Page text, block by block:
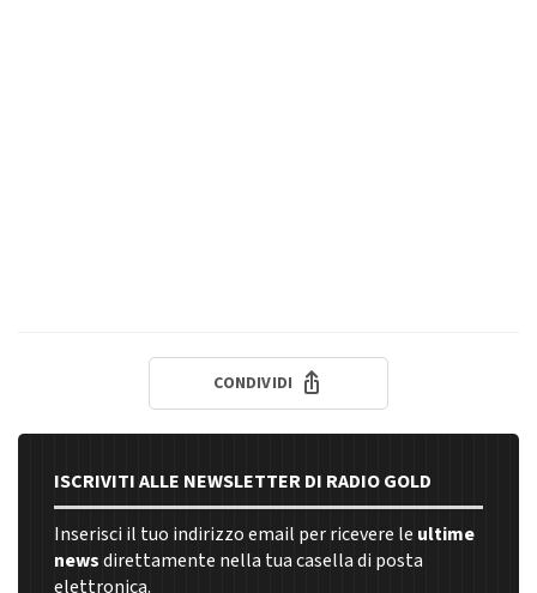
CONDIVIDI
ISCRIVITI ALLE NEWSLETTER DI RADIO GOLD
Inserisci il tuo indirizzo email per ricevere le ultime
newsdirettamente nella tua casella di posta
elettronica.